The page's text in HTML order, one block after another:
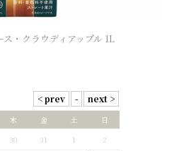
・クラウディアップル 1L
木 金 土
日
30 31 1
2